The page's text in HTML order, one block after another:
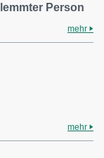
Person
mehr
mehr